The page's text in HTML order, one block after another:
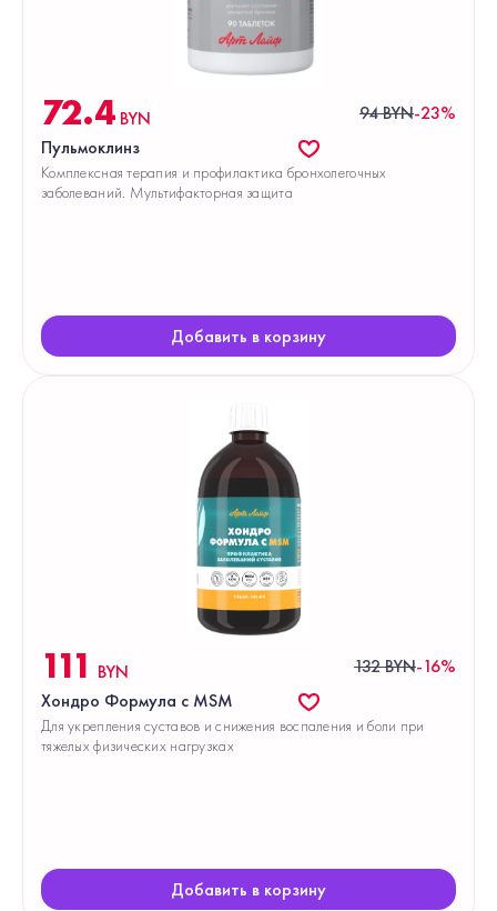
72.4 BYN 94 BYN-23%
Пульмоклинз
Комплексная терапия и профилактика бронхолегочных
заболеваний. Мультифакторная защита
Добавить в корзину
111 BYN 132 BYN-16%
Хондро Формула с MSM
Для укрепления суставов и снижения воспаления и боли при
тяжелых физических нагрузках
Добавить в корзину